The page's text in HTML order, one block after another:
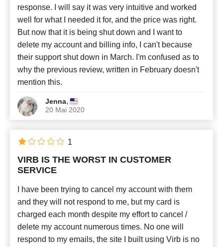
response. I will say it was very intuitive and worked
well for what I needed it for, and the price was right.
But now that it is being shut down and I want to
delete my account and billing info, I can't because
their support shut down in March. I'm confused as to
why the previous review, written in February doesn't
mention this.
Jenna,
20 Mai 2020
VIRB IS THE WORST IN CUSTOMER
SERVICE
I have been trying to cancel my account with them
and they will not respond to me, but my card is
charged each month despite my effort to cancel /
delete my account numerous times. No one will
respond to my emails, the site I built using Virb is no
1